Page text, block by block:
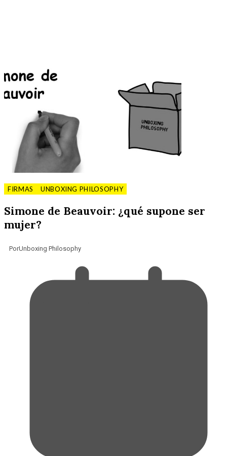
FIRMAS UNBOXING PHILOSOPHY
Simone de Beauvoir: ¿qué supone ser
mujer?
PorUnboxing Philosophy